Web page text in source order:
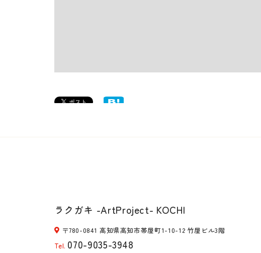
ラクガキ -ArtProject- KOCHI
〒780-0841 高知県高知市帯屋町1-10-12 竹屋ビル3階
Tel. 070-9035-3948